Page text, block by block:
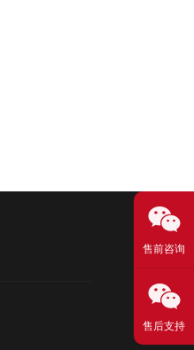
售前咨询
售后支持